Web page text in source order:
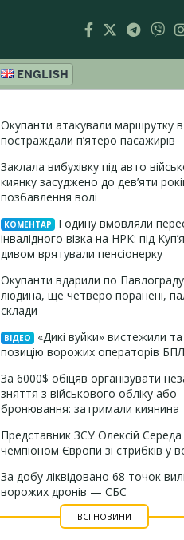
ENGLISH
Окупанти атакували маршрутку в
постраждали п’ятеро пасажирів
Заклала вибухівку під авто
киянку засуджено до дев’яти
позбавлення волі
КОМЕНТАР
Годину вмовляли
інвалідного візка на НРК: під
дивом врятували пенсіонерку
Окупанти вдарили по
людина, ще четверо поранені,
склади
ВІДЕО
«Дикі вуйки» вистежили
позицію ворожих операторів
За 6000$ обіцяв організувати
зняття з військового обліку або
бронювання: затримали киянина
Представник ЗСУ Олексій Середа
чемпіоном Європи зі стрибків у
За добу ліквідовано 68 точок
ворожих дронів — СБС
ВСІ НОВИНИ